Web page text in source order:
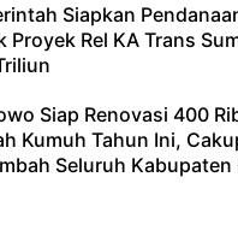
Siapkan
Proyek Rel KA Trans
Siap Renovasi 400
Kumuh Tahun Ini,
Seluruh Kabupaten